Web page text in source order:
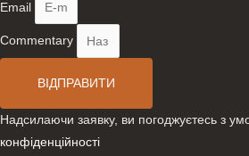
Email
Commentary
ВІДПРАВИТИ
Надсилаючи заявку, ви погоджуєтесь з
конфіденційності